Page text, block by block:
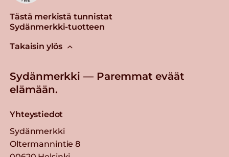
Tästä merkistä tunnistat
Sydänmerkki-tuotteen
Takaisin ylös
Sydänmerkki — Paremmat eväät
elämään.
Yhteystiedot
Sydänmerkki
Oltermannintie 8